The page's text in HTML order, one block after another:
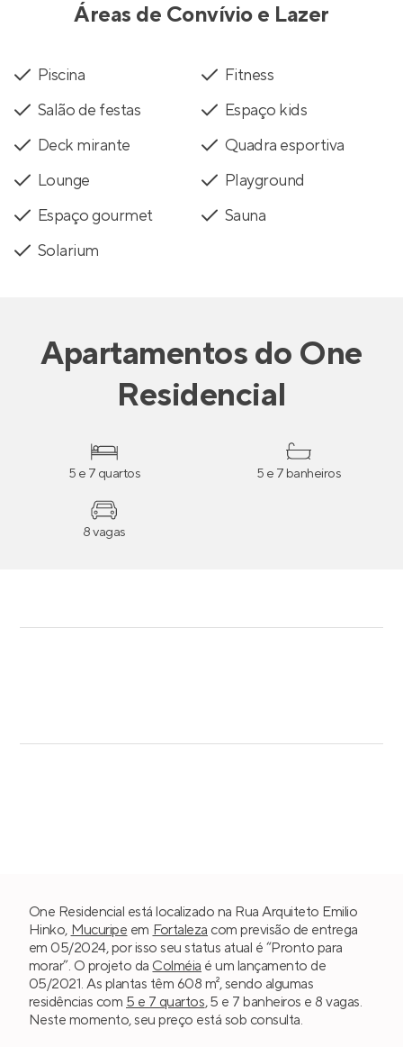
Áreas de Convívio e Lazer
Piscina
Fitness
Salão de festas
Espaço kids
Deck mirante
Quadra esportiva
Lounge
Playground
Espaço gourmet
Sauna
Solarium
Apartamentosdo One
Residencial
5 e 7 quartos 5 e 7 banheiros
8 vagas
One Residencial está localizado na Rua Arquiteto Emilio
Hinko, Mucuripe em Fortaleza com previsão de entrega
em 05/2024, por isso seu status atual é “Pronto para
morar”. O projeto da Colméia é um lançamento de
05/2021. As plantas têm 608 m², sendo algumas
residências com 5 e 7 quartos, 5 e 7 banheiros e 8 vagas.
Neste momento, seu preço está sob consulta.